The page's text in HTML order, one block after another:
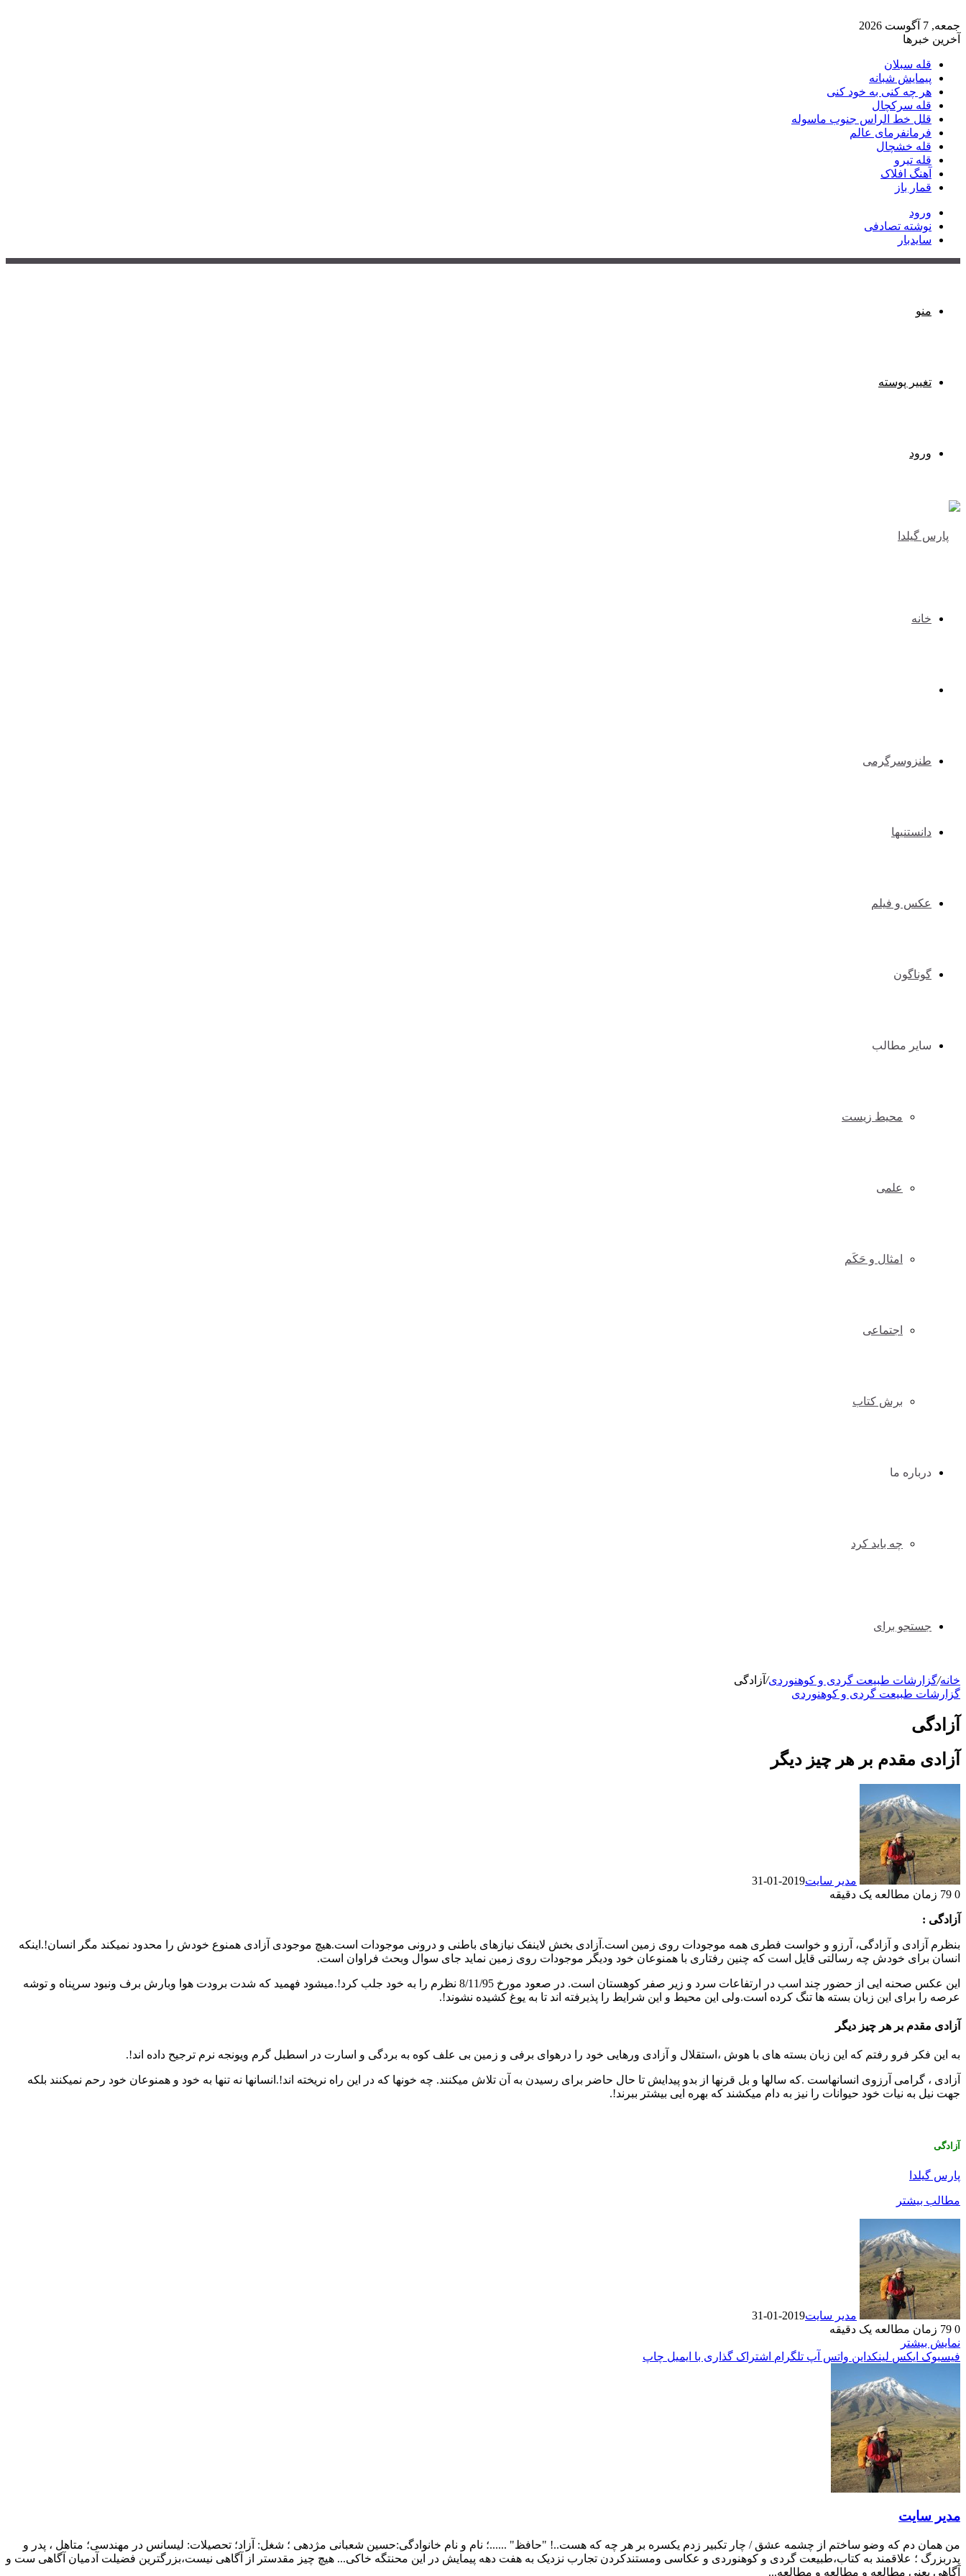
جمعه, 7 آگوست 2026
آخرین خبرها
قله سبلان
پیمایش شبانه
هر چه کنی به خود کنی
قله سرکچال
قلل خط الراس جنوب ماسوله
فرمانفرمای عالم
قله خشچال
قله تیرو
آهنگ افلاک
قمار باز
ورود
نوشته تصادفی
سایدبار
منو
تغییر پوسته
ورود
خانه
طنزوسرگرمی
دانستنیها
عکس و فیلم
گوناگون
سایر مطالب
محیط زیست
علمی
امثال و حَکَم
اجتماعی
برش کتاب
درباره ما
چه باید کرد
جستجو برای
خانه/گزارشات طبیعت گردی و کوهنوردی/ آزادگی
گزارشات طبیعت گردی و کوهنوردی
آزادگی
آزادی مقدم بر هر چیز دیگر
مدیر سایت2019-01-31
0
زمان مطالعه یک دقیقه
آزادگی :
بنظرم آزادی و آزادگی، آرزو و خواست فطری همه موجودات روی زمین است.آزادی بخش لاینفک نیازهای باطنی و درونی موجودات است.هیچ موجودی آزادی همنوع خودش را محدود نمیکند مگر انسان!.اینکه
انسان برای خودش چه رسالتی قایل است که چنین رفتاری با همنوعان خود ودیگر موجودات روی زمین نماید جای سوال وبحث فراوان است.
این عکس صحنه ایی از حضور چند اسب در ارتفاعات سرد و زیر صفر کوهستان است. در صعود مورخ 8/11/95 نظرم را به خود جلب کرد!.میشود فهمید که شدت برودت هوا وبارش برف ونبود سرپناه و توشه
عرصه را برای این زبان بسته ها تنگ کرده است.ولی این محیط و این شرایط را پذیرفته اند تا به یوغ کشیده نشوند!.
آزادی مقدم بر هر چیز دیگر
به این فکر فرو رفتم که این زبان بسته های با هوش ،استقلال و آزادی ورهایی خود را درهوای برفی و زمین بی علف کوه به بردگی و اسارت در اسطبل گرم ویونجه نرم ترجیح داده اند!.
آزادی ، گرامی آرزوی انسانهاست .که سالها و بل قرنها از بدو پیدایش تا حال حاضر برای رسیدن به آن تلاش میکنند. چه خونها که در این راه نریخته اند!.انسانها نه تنها به خود و همنوعان خود رحم نمیکنند بلکه
جهت نیل به نیات خود حیوانات را نیز به دام میکشند که بهره ایی بیشتر ببرند!.
آزادگی
پارس گیلدا
مطالب بیشتر
مدیر سایت2019-01-31
0
زمان مطالعه یک دقیقه
نمایش بیشتر
فیسبوک ایکس لینکداین واتس آپ تلگرام اشتراک گذاری با ایمیل چاپ
مدیر سایت
من همان دم که وضو ساختم از چشمه عشق / چار تکبیر زدم یکسره بر هر چه که هست..! "حافظ" ......؛ نام و نام خانوادگی:حسین شعبانی مژدهی ؛ شغل: آزاد؛ تحصیلات: لیسانس در مهندسی؛ متاهل ، پدر و
پدربزرگ ؛ علاقمند به کتاب،طبیعت گردی و کوهنوردی و عکاسی ومستندکردن تجارب نزدیک به هفت دهه پیمایش در این محنتگه خاکی... هیچ چیز مقدستر از آگاهی نیست،بزرگترین فضیلت آدمیان آگاهی ست و
آگاهی یعنی مطالعه و مطالعه و مطالعه...